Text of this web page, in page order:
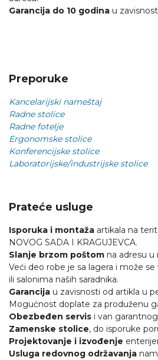
Garancija do 10 godina u
Preporuke
Kancelarijski nameštaj
Radne stolice
Radne fotelje
Ergonomske stolice
Konferencijske stolice
Laboratorijske/industrijske stolice
Prateće usluge
Isporuka i montaža artikala na
NOVOG SADA I KRAGUJEVCA.
Slanje brzom poštom na adresu u
Veći deo robe je sa lagera i može
ili salonima naših saradnika.
Garancija u zavisnosti od artikla u
Mogućnost doplate za produženu
Obezbeđen servis i van
Zamenske stolice, do isporuke
Projektovanje i izvođenje
Usluga redovnog održavanja